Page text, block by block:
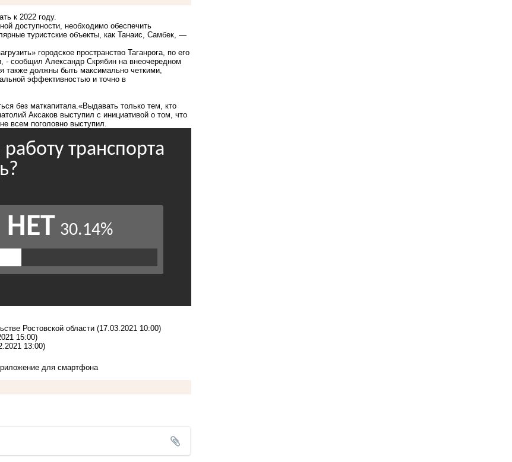
к 2022 году.
доступности, необходимо обеспечить
туристские объекты, как Танаис, Самбек, —
городское пространство Таганрога, по его
- сообщил Александр Скрябин на внеочередном
также должны быть максимально четкими,
эффективностью и точно в
без маткапитала. «Выдавать только тем, кто
Аксаков выступил с инициативой о том, что
всем поголовно выступил.
Ростовской области (17.03.2021 10:00)
15:00)
13:00)
для смартфона